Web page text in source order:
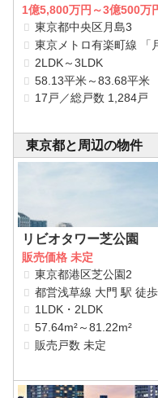
1億5,800万円～3億500万
東京都中央区月島3
東京メトロ有楽町線 「
2LDK～3LDK
58.13平米～83.68平米
17戸／総戸数 1,284戸
東京都と周辺の物件
リビオタワー芝公園
販売価格 未定
東京都港区芝公園2
都営浅草線 大門 駅 徒
1LDK・2LDK
57.64m²～81.22m²
販売戸数 未定